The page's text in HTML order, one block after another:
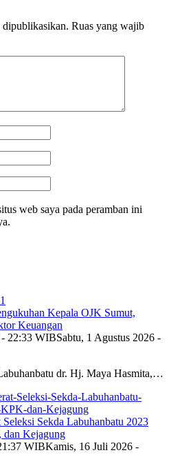
Ruas yang wajib
web saya pada peramban ini
Kepala OJK Sumut,
Keuangan
- 22:33 WIBSabtu, 1 Agustus 2026 -
dr. Hj. Maya Hasmita,…
Sekda Labuhanbatu 2023
dan Kejagung
WIBKamis, 16 Juli 2026 -